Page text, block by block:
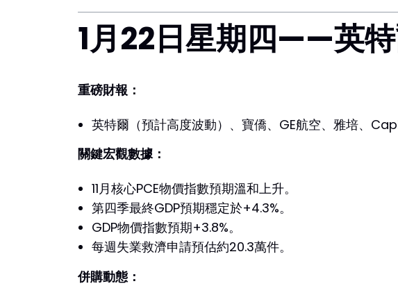
1月22日星期四——英
重磅財報：
英特爾（預計高度波動）、寶僑、GE航空、雅培、
關鍵宏觀數據：
11月核心PCE物價指數預期溫和上升。
第四季最終GDP預期穩定於+4.3%。
GDP物價指數預期+3.8%。
每週失業救濟申請預估約20.3萬件。
併購動態：